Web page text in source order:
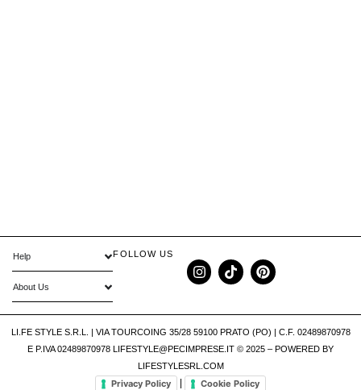
Help
About Us
FOLLOW US
LI.FE STYLE S.R.L. | VIA TOURCOING 35/28 59100 PRATO (PO) | C.F. 02489870978
E P.IVA 02489870978 LIFESTYLE@PECIMPRESE.IT © 2025 – POWERED BY
LIFESTYLESRL.COM
Privacy Policy Cookie Policy